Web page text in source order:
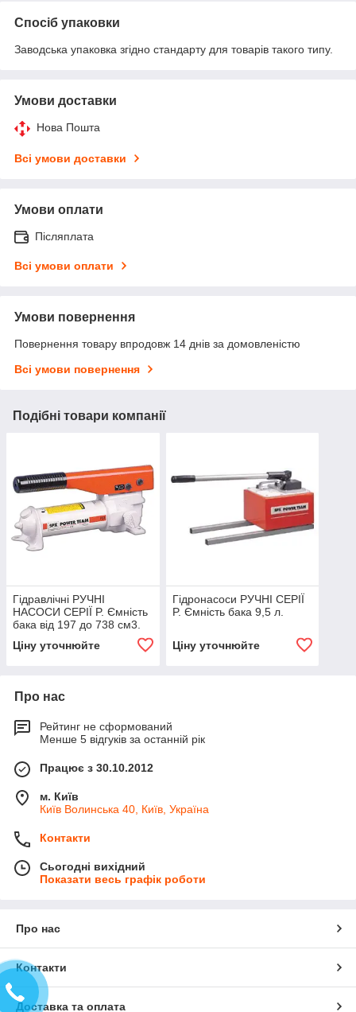
Спосіб упаковки
Заводська упаковка згідно стандарту для товарів такого типу.
Умови доставки
Нова Пошта
Всі умови доставки
Умови оплати
Післяплата
Всі умови оплати
Умови повернення
Повернення товару впродовж 14 днів за домовленістю
Всі умови повернення
Подібні товари компанії
Гідравлічні РУЧНІ
НАСОСИ СЕРІЇ P. Ємність
бака від 197 до 738 см3.
Ціну уточнюйте
Гідронасоси РУЧНІ СЕРІЇ
P. Ємність бака 9,5 л.
Ціну уточнюйте
Про нас
Рейтинг не сформований
Менше 5 відгуків за останній рік
Працює з 30.10.2012
м. Київ
Київ Волинська 40, Київ, Україна
Контакти
Сьогодні вихідний
Показати весь графік роботи
Про нас
Контакти
Доставка та оплата